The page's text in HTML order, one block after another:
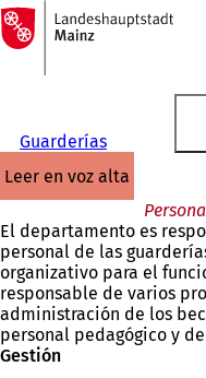
Saltar al contenido
A
la
página
Guarderías
leer en voz alta
El departamento es
personal de las
organizativo para el
responsable de varios
administración de los
personal pedagógico y
Gestión